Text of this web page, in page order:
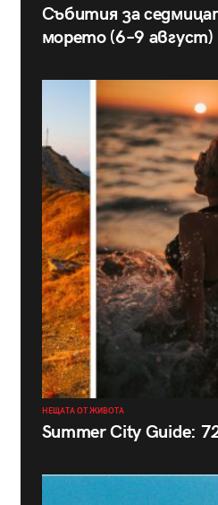
Събития за
морето (6–9 август)
НЕЩАТА ОТ ЖИВОТА
Summer City Guide: